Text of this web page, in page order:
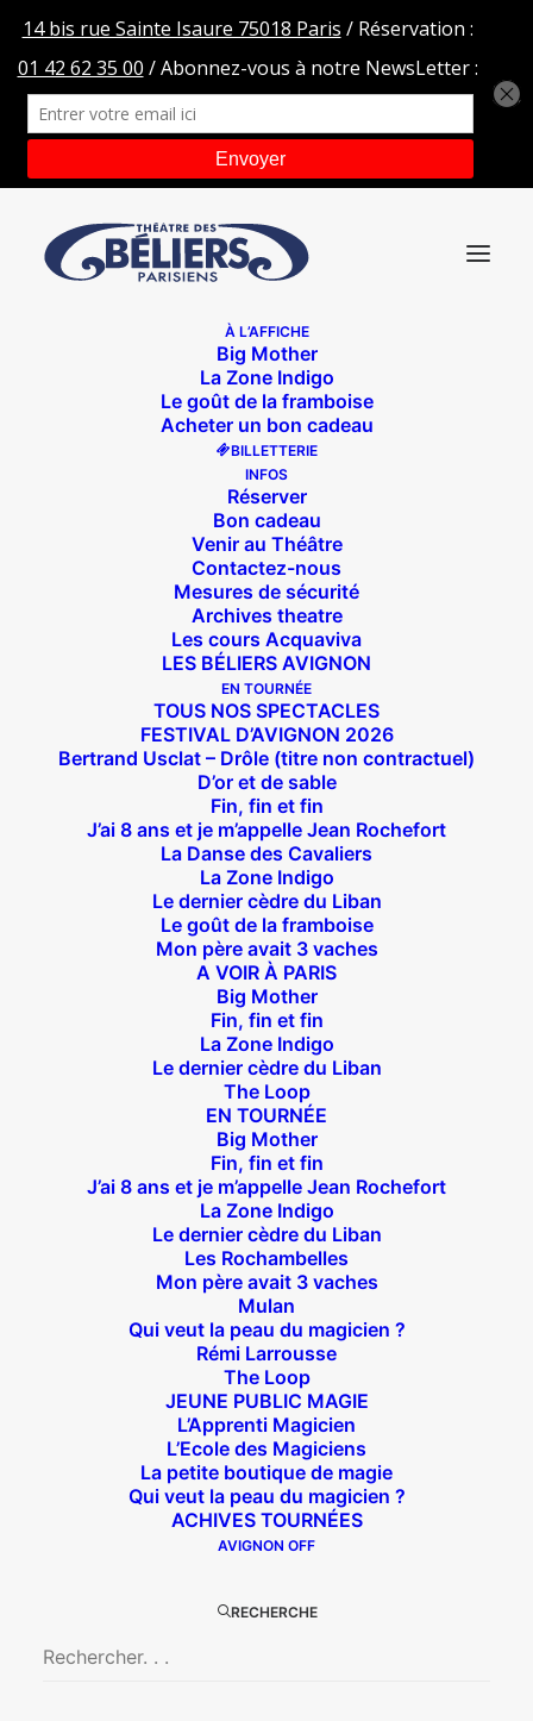
À L’AFFICHE
Big Mother
La Zone Indigo
Le goût de la framboise
Acheter un bon cadeau
BILLETTERIE
INFOS
Réserver
Bon cadeau
Venir au Théâtre
Contactez-nous
Mesures de sécurité
Archives theatre
Les cours Acquaviva
LES BÉLIERS AVIGNON
EN TOURNÉE
TOUS NOS SPECTACLES
FESTIVAL D’AVIGNON 2026
Bertrand Usclat – Drôle (titre non contractuel)
D’or et de sable
Fin, fin et fin
J’ai 8 ans et je m’appelle Jean Rochefort
La Danse des Cavaliers
La Zone Indigo
Le dernier cèdre du Liban
Le goût de la framboise
Mon père avait 3 vaches
A VOIR À PARIS
Big Mother
Fin, fin et fin
La Zone Indigo
Le dernier cèdre du Liban
The Loop
EN TOURNÉE
Big Mother
Fin, fin et fin
J’ai 8 ans et je m’appelle Jean Rochefort
La Zone Indigo
Le dernier cèdre du Liban
Les Rochambelles
Mon père avait 3 vaches
Mulan
Qui veut la peau du magicien ?
Rémi Larrousse
The Loop
JEUNE PUBLIC MAGIE
L’Apprenti Magicien
L’Ecole des Magiciens
La petite boutique de magie
Qui veut la peau du magicien ?
ACHIVES TOURNÉES
AVIGNON OFF
RECHERCHE
DP l apprenti magicien
DP l apprenti magicien DP l apprenti magicien
Suivez nous !
Théâtre des Béliers Parisiens
14 bis rue Sainte Isaure 75018 Paris
Joffrin / Simplon – Loc :01 42 62 35 00
À l’affiche
Big Mother
Le goût de la framboise